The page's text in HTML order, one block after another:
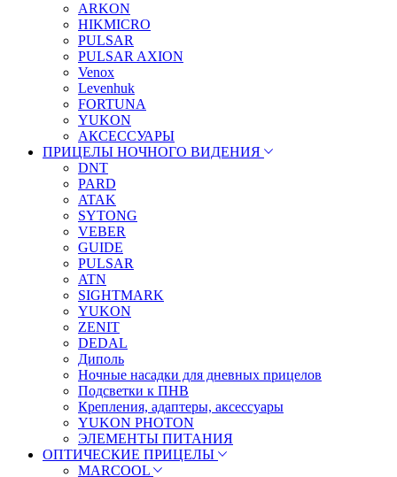
ARKON
HIKMICRO
PULSAR
PULSAR AXION
Venox
Levenhuk
FORTUNA
YUKON
АКСЕССУАРЫ
ПРИЦЕЛЫ НОЧНОГО ВИДЕНИЯ
DNT
PARD
ATAK
SYTONG
VEBER
GUIDE
PULSAR
ATN
SIGHTMARK
YUKON
ZENIT
DEDAL
Диполь
Ночные насадки для дневных прицелов
Подсветки к ПНВ
Крепления, адаптеры, аксессуары
YUKON PHOTON
ЭЛЕМЕНТЫ ПИТАНИЯ
ОПТИЧЕСКИЕ ПРИЦЕЛЫ
MARCOOL